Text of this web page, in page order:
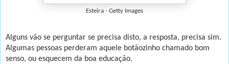
Esteira - Getty Images
Alguns vão se perguntar se precisa disto, a resposta, precisa sim.
Algumas pessoas perderam aquele botãozinho chamado bom
senso, ou esquecem da boa educação.